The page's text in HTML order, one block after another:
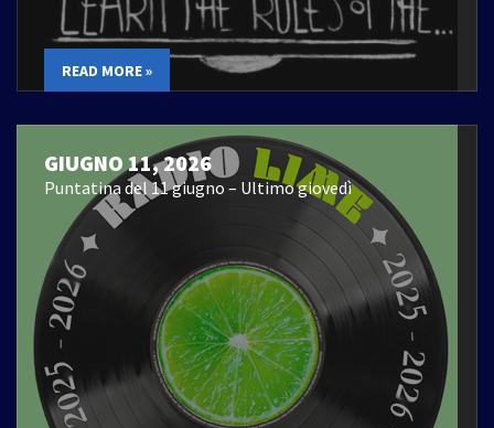
READ MORE »
GIUGNO 11, 2026
Puntatina del 11 giugno – Ultimo giovedì